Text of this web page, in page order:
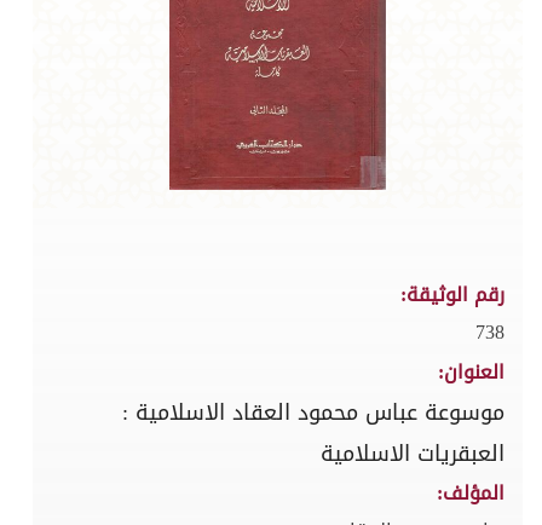
رقم الوثيقة:
738
العنوان:
موسوعة عباس محمود العقاد الاسلامية :
العبقريات الاسلامية
المؤلف: